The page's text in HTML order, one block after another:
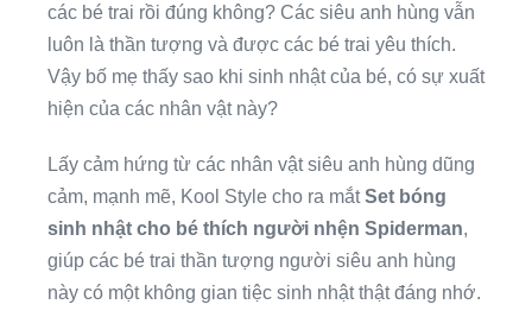
các bé trai rồi đúng không? Các siêu anh hùng vẫn
luôn là thần tượng và được các bé trai yêu thích.
Vậy bố mẹ thấy sao khi sinh nhật của bé, có sự xuất
hiện của các nhân vật này?
Lấy cảm hứng từ các nhân vật siêu anh hùng dũng
cảm, mạnh mẽ, Kool Style cho ra mắtSet bóng
sinh nhật cho bé thích người nhện Spiderman,
giúp các bé trai thần tượng người siêu anh hùng
này có một không gian tiệc sinh nhật thật đáng nhớ.